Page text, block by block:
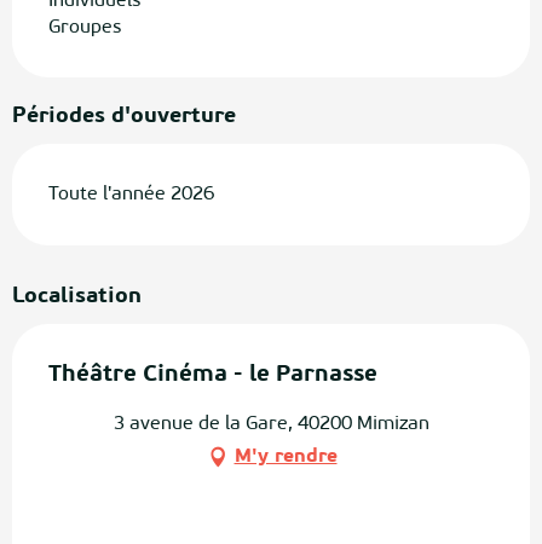
Groupes
Périodes d'ouverture
Toute l'année 2026
Localisation
Théâtre Cinéma - le Parnasse
3 avenue de la Gare, 40200 Mimizan
M'y rendre